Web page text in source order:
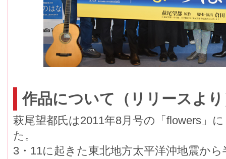
作品について（リリースよ
萩尾望都氏は2011年8月号の「flowers」
た。
3・11に起きた東北地方太平洋沖地震か